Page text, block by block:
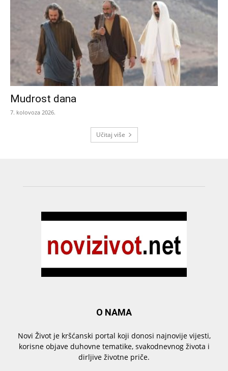
Mudrost dana
7. kolovoza 2026.
Učitaj više
O NAMA
Novi Život je kršćanski portal koji donosi najnovije vijesti,
korisne objave duhovne tematike, svakodnevnog života i
dirljive životne priče.